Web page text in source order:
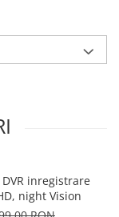
inregistrare
night Vision